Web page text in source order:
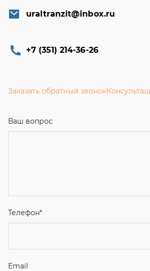
uraltranzit@inbox.ru
+7 (351) 214-36-26
Заказать обратный звонок
Ваш вопрос